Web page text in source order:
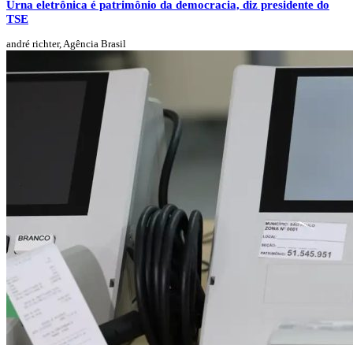
Urna eletrônica é patrimônio da democracia, diz presidente do
TSE
andré richter, Agência Brasil